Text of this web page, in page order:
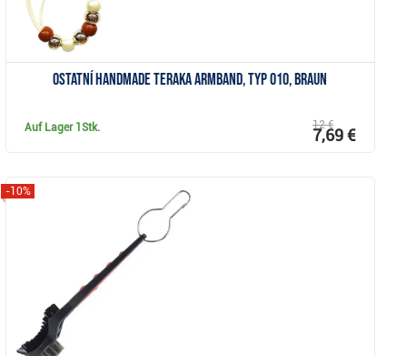
Ostatní Handmade Teraka Armband, Typ 010, braun
Auf Lager 1Stk. 12 €
7,69 €
-10%
Anzeigen